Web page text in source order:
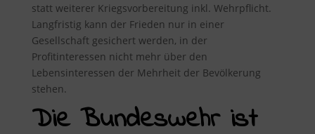
statt weiterer Kriegsvorbereitung inkl. Wehrpflicht.
Langfristig kann der Frieden nur in einer
Gesellschaft gesichert werden, in der
Profitinteressen nicht mehr über den
Lebensinteressen der Mehrheit der Bevölkerung
stehen.
Die Bundeswehr ist